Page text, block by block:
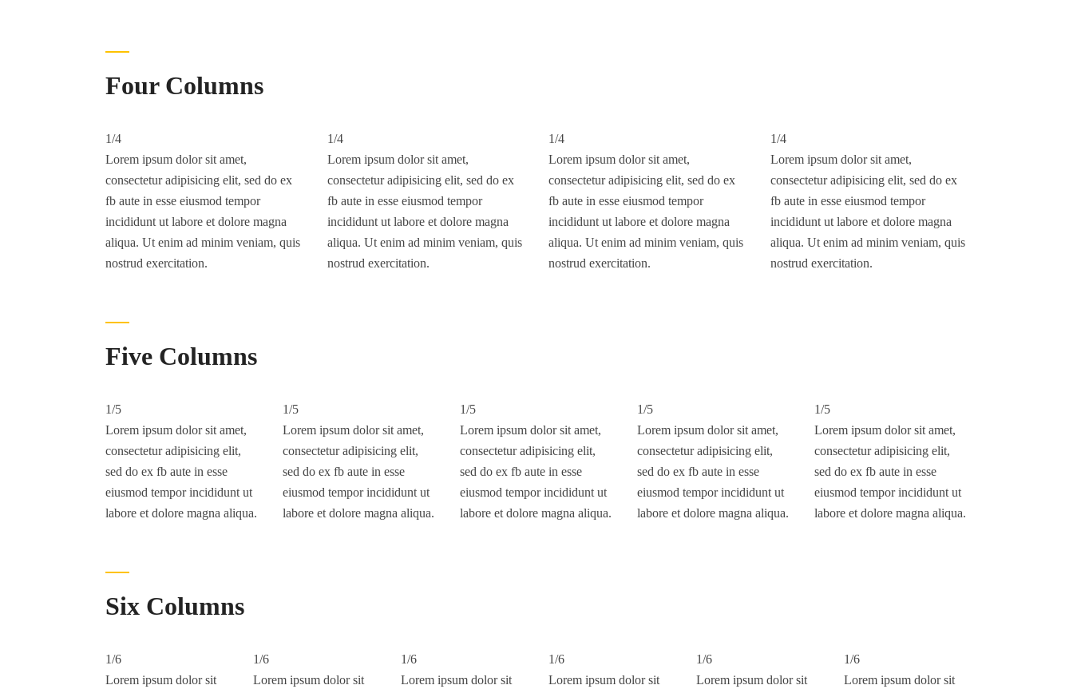
Four Columns
1/4
Lorem ipsum dolor sit amet,
consectetur adipisicing elit, sed do ex
fb aute in esse eiusmod tempor
incididunt ut labore et dolore magna
aliqua. Ut enim ad minim veniam, quis
nostrud exercitation.
1/4
Lorem ipsum dolor sit amet,
consectetur adipisicing elit, sed do ex
fb aute in esse eiusmod tempor
incididunt ut labore et dolore magna
aliqua. Ut enim ad minim veniam, quis
nostrud exercitation.
1/4
Lorem ipsum dolor sit amet,
consectetur adipisicing elit, sed do ex
fb aute in esse eiusmod tempor
incididunt ut labore et dolore magna
aliqua. Ut enim ad minim veniam, quis
nostrud exercitation.
1/4
Lorem ipsum dolor sit amet,
consectetur adipisicing elit, sed do ex
fb aute in esse eiusmod tempor
incididunt ut labore et dolore magna
aliqua. Ut enim ad minim veniam, quis
nostrud exercitation.
Five Columns
1/5
Lorem ipsum dolor sit amet,
consectetur adipisicing elit,
sed do ex fb aute in esse
eiusmod tempor incididunt ut
labore et dolore magna aliqua.
1/5
Lorem ipsum dolor sit amet,
consectetur adipisicing elit,
sed do ex fb aute in esse
eiusmod tempor incididunt ut
labore et dolore magna aliqua.
1/5
Lorem ipsum dolor sit amet,
consectetur adipisicing elit,
sed do ex fb aute in esse
eiusmod tempor incididunt ut
labore et dolore magna aliqua.
1/5
Lorem ipsum dolor sit amet,
consectetur adipisicing elit,
sed do ex fb aute in esse
eiusmod tempor incididunt ut
labore et dolore magna aliqua.
1/5
Lorem ipsum dolor sit amet,
consectetur adipisicing elit,
sed do ex fb aute in esse
eiusmod tempor incididunt ut
labore et dolore magna aliqua.
Six Columns
1/6
Lorem ipsum dolor sit
1/6
Lorem ipsum dolor sit
1/6
Lorem ipsum dolor sit
1/6
Lorem ipsum dolor sit
1/6
Lorem ipsum dolor sit
1/6
Lorem ipsum dolor sit